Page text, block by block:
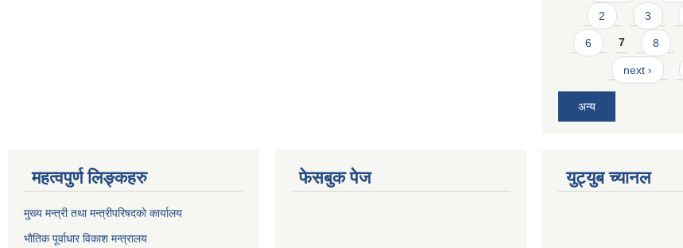
2 3
6 7 8
next ›
अन्य
महत्वपुर्ण लिङ्कहरु
मुख्य मन्त्री तथा मन्त्रीपरिषदकाे कार्यालय
भाैतिक पूर्वाधार विकाश मन्त्रालय
फेसबुक पेज युट्युब च्यानल